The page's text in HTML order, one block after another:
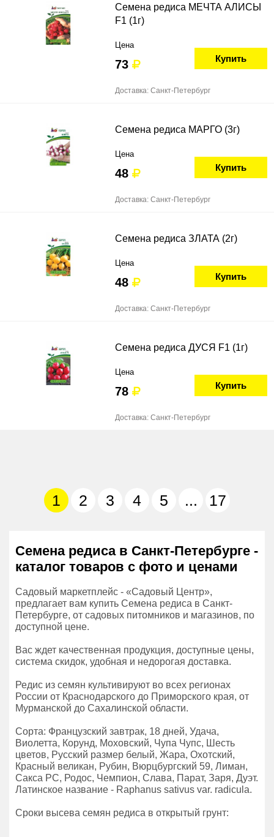
Семена редиса МЕЧТА АЛИСЫ
F1 (1г)
Цена
73 Купить
Доставка: Санкт-Петербург
Семена редиса МАРГО (3г)
Цена
48 Купить
Доставка: Санкт-Петербург
Семена редиса ЗЛАТА (2г)
Цена
48 Купить
Доставка: Санкт-Петербург
Семена редиса ДУСЯ F1 (1г)
Цена
78 Купить
Доставка: Санкт-Петербург
1 2 3 4 5 ... 17
Семена редиса в Санкт-Петербурге -
каталог товаров с фото и ценами
Садовый маркетплейс - «Садовый Центр»,
предлагает вам купить Семена редиса в Санкт-
Петербурге, от садовых питомников и магазинов, по
доступной цене.
Вас ждет качественная продукция, доступные цены,
система скидок, удобная и недорогая доставка.
Редис из семян культивируют во всех регионах
России от Краснодарского до Приморского края, от
Мурманской до Сахалинской области.
Сорта: Французский завтрак, 18 дней, Удача,
Виолетта, Корунд, Моховский, Чупа Чупс, Шесть
цветов, Русский размер белый, Жара, Охотский,
Красный великан, Рубин, Вюрцбургский 59, Лиман,
Сакса РС, Родос, Чемпион, Слава, Парат, Заря, Дуэт.
Латинское название - Raphanus sativus var. radicula.
Сроки высева семян редиса в открытый грунт: